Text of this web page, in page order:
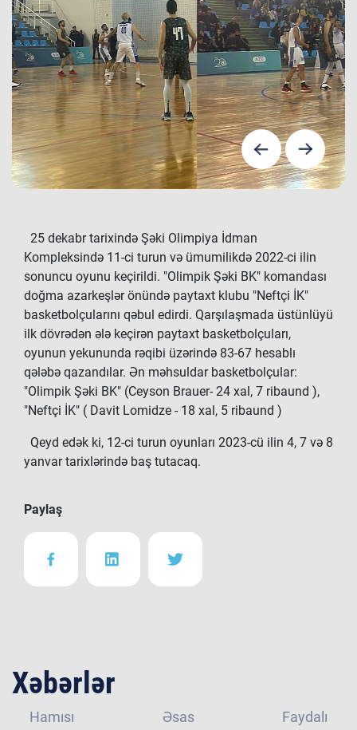
25 dekabr tarixində Şəki Olimpiya İdman
Kompleksində 11-ci turun və ümumilikdə 2022-ci ilin
sonuncu oyunu keçirildi. "Olimpik Şəki BK" komandası
doğma azarkeşlər önündə paytaxt klubu "Neftçi İK"
basketbolçularını qəbul edirdi. Qarşılaşmada üstünlüyü
ilk dövrədən ələ keçirən paytaxt basketbolçuları,
oyunun yekununda rəqibi üzərində 83-67 hesablı
qələbə qazandılar. Ən məhsuldar basketbolçular:
"Olimpik Şəki BK" (Ceyson Brauer- 24 xal, 7 ribaund ),
"Neftçi İK" ( Davit Lomidze - 18 xal, 5 ribaund )
Qeyd edək ki, 12-ci turun oyunları 2023-cü ilin 4, 7 və 8
yanvar tarixlərində baş tutacaq.
Paylaş
Xəbərlər
Hamısı Əsas Faydalı